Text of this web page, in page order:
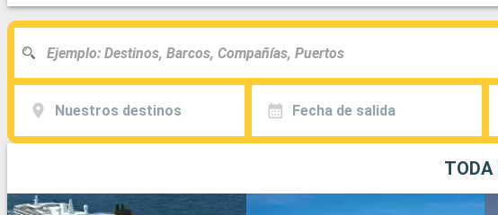
Nuestros destinos Fecha de salida
TODA